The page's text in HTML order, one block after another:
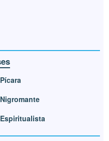
Pícara
Nigromante
Espiritualista